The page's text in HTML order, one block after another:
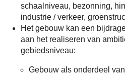
schaalniveau, bezonning,
industrie / verkeer,
Het gebouw kan een
aan het realiseren van
gebiedsniveau:
Gebouw als onderdeel van